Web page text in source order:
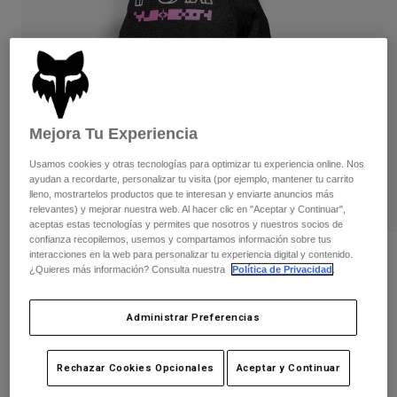
Pantalones largos
Pantalones cortos
Chaquetas y chalecos
Guantes
Protecciones
Gafas de protección
Calcetines
Accesorios
Recambios
Pantalones
Guantes
Gafas de protección
Calcetines
Mochilas y accesorios
Recambios
Ver todo
Mujer
Camisetas y tops
Sudaderas
Chaquetas
Pantalones
Camisas
Ver todo
Niños
Calcetines
Ver todo
Moto
Cascos
Camisetas
Pantalones
Guantes
Opiniones
Guantes Ranger Digi Image Edición
N.º de artículo33605
29,99 €
Mejora Tu Experiencia
Usamos cookies y otras tecnologías para optimizar tu experiencia online. Nos
ayudan a recordarte, personalizar tu visita (por ejemplo, mantener tu carrito
lleno, mostrartelos productos que te interesan y enviarte anuncios más
relevantes) y mejorar nuestra web. Al hacer clic en "Aceptar y Continuar",
aceptas estas tecnologías y permites que nosotros y nuestros socios de
confianza recopilemos, usemos y compartamos información sobre tus
interacciones en la web para personalizar tu experiencia digital y contenido.
¿Quieres más información? Consulta nuestra
Política de Privacidad
Administrar Preferencias
Rechazar Cookies Opcionales Aceptar y Continuar